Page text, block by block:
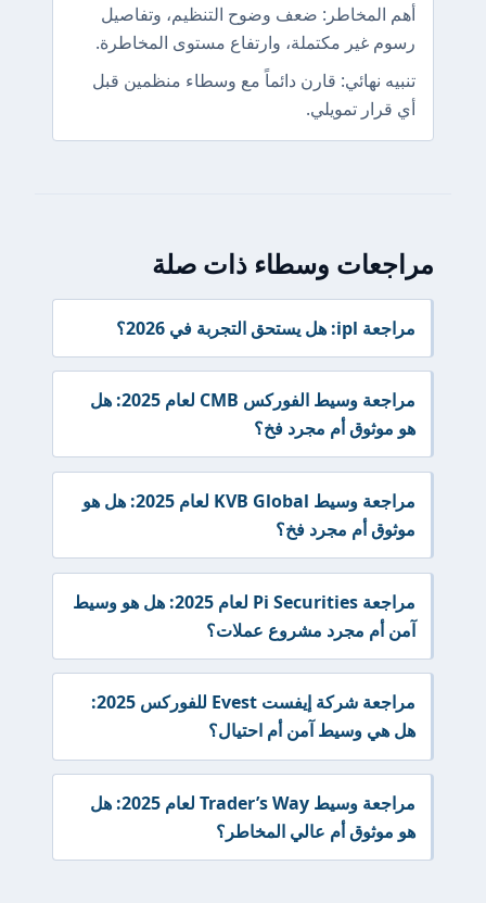
أهم المخاطر: ضعف وضوح التنظيم، وتفاصيل
رسوم غير مكتملة، وارتفاع مستوى المخاطرة.
تنبيه نهائي: قارن دائماً مع وسطاء منظمين قبل
أي قرار تمويلي.
مراجعات وسطاء ذات صلة
مراجعة ipl: هل يستحق التجربة في 2026؟
مراجعة وسيط الفوركس CMB لعام 2025: هل
هو موثوق أم مجرد فخ؟
مراجعة وسيط KVB Global لعام 2025: هل هو
موثوق أم مجرد فخ؟
مراجعة Pi Securities لعام 2025: هل هو وسيط
آمن أم مجرد مشروع عملات؟
مراجعة شركة إيفست Evest للفوركس 2025:
هل هي وسيط آمن أم احتيال؟
مراجعة وسيط Trader’s Way لعام 2025: هل
هو موثوق أم عالي المخاطر؟